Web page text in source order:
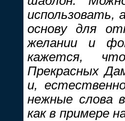
использовать,
основу для
желании и
кажется,
Прекрасных
и,
нежные слова
как в примере